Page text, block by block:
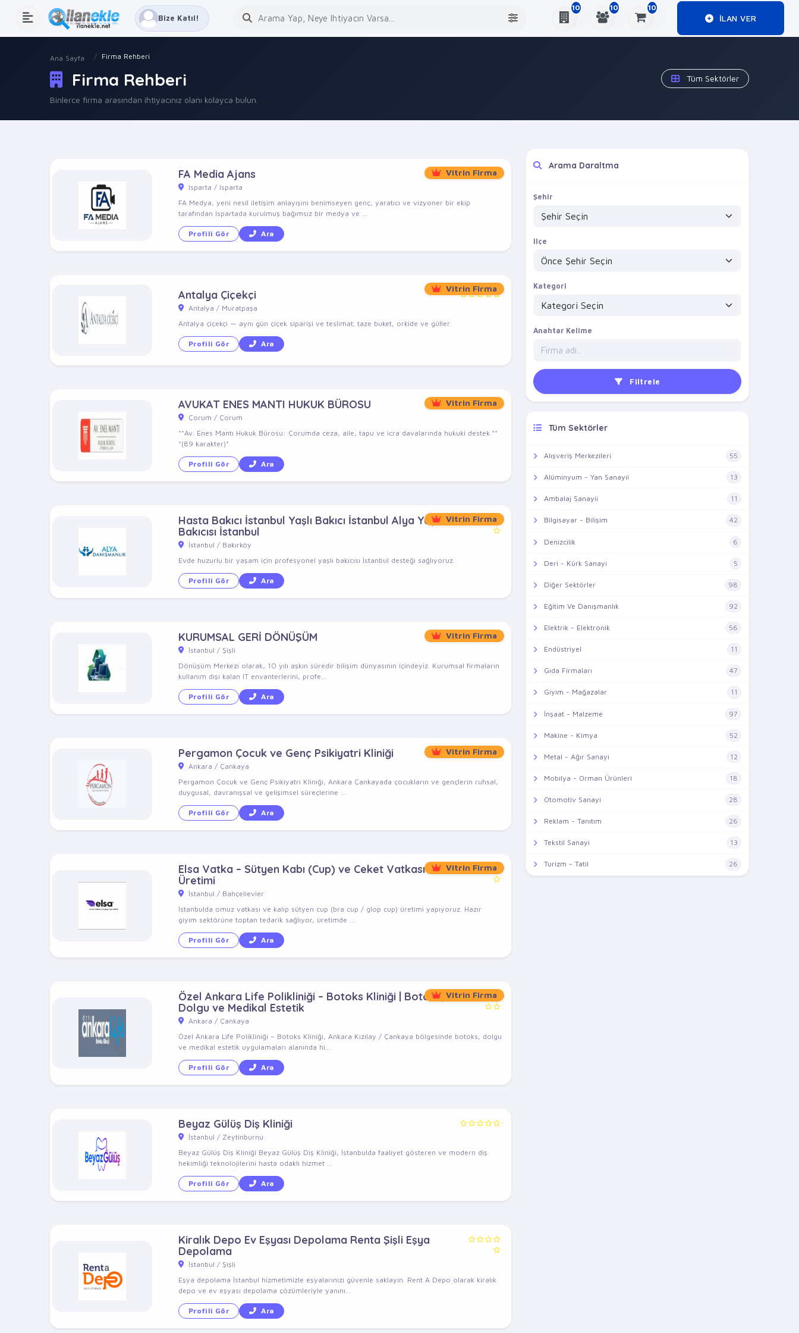
Bize Katıl!
10 10 10
ILAN VER
Ana Sayfa Firma Rehberi
Firma Rehberi
Binlerce firma arasından ihtiyacınız olanı kolayca bulun.
Tüm Sektörler
Vitrin Firma
FA Media Ajans
Isparta / Isparta
FA Medya, yeni nesil iletişim anlayışını benimseyen genç, yaratıcı ve vizyoner bir ekip
tarafından Ispartada kurulmuş bağımsız bir medya ve ...
Profili Gör Ara
Vitrin Firma
Antalya Çiçekçi
Antalya / Muratpaşa
Antalya çiçekçi — aynı gün çiçek siparişi ve teslimat; taze buket, orkide ve güller.
Profili Gör Ara
Vitrin Firma
AVUKAT ENES MANTI HUKUK BÜROSU
Çorum / Çorum
**Av. Enes Mantı Hukuk Bürosu: Çorumda ceza, aile, tapu ve icra davalarında hukuki destek.**
*(89 karakter)*
Profili Gör Ara
Vitrin Firma
Hasta Bakıcı İstanbul Yaşlı Bakıcı İstanbul Alya Yaşlı
Bakıcısı İstanbul
İstanbul / Bakırköy
Evde huzurlu bir yaşam için profesyonel yaşlı bakıcısı İstanbul desteği sağlıyoruz.
Profili Gör Ara
Vitrin Firma
KURUMSAL GERİ DÖNÜŞÜM
İstanbul / Şişli
Dönüşüm Merkezi olarak, 10 yılı aşkın süredir bilişim dünyasının içindeyiz. Kurumsal firmaların
kullanım dışı kalan IT envanterlerini, profe...
Profili Gör Ara
Vitrin Firma
Pergamon Çocuk ve Genç Psikiyatri Kliniği
Ankara / Çankaya
Pergamon Çocuk ve Genç Psikiyatri Kliniği, Ankara Çankayada çocukların ve gençlerin ruhsal,
duygusal, davranışsal ve gelişimsel süreçlerine ...
Profili Gör Ara
Vitrin Firma
Elsa Vatka – Sütyen Kabı (Cup) ve Ceket Vatkası
Üretimi
İstanbul / Bahçelievler
İstanbulda omuz vatkası ve kalıp sütyen cup (bra cup / glop cup) üretimi yapıyoruz. Hazır
giyim sektörüne toptan tedarik sağlıyor, üretimde ...
Profili Gör Ara
Vitrin Firma
Özel Ankara Life Polikliniği – Botoks Kliniği | Botoks,
Dolgu ve Medikal Estetik
Ankara / Çankaya
Özel Ankara Life Polikliniği – Botoks Kliniği, Ankara Kızılay / Çankaya bölgesinde botoks, dolgu
ve medikal estetik uygulamaları alanında hi...
Profili Gör Ara
Beyaz Gülüş Diş Kliniği
İstanbul / Zeytinburnu
Beyaz Gülüş Diş Kliniği Beyaz Gülüş Diş Kliniği, İstanbulda faaliyet gösteren ve modern diş
hekimliği teknolojilerini hasta odaklı hizmet ...
Profili Gör Ara
Kiralık Depo Ev Eşyası Depolama Renta Şişli Eşya
Depolama
İstanbul / Şişli
Eşya depolama İstanbul hizmetimizle eşyalarınızı güvenle saklayın. Rent A Depo olarak kiralık
depo ve ev eşyası depolama çözümleriyle yanını...
Profili Gör Ara
Arama Daraltma
Şehir
İlçe
Kategori
Anahtar Kelime
Filtrele
Tüm Sektörler
Alışveriş Merkezileri 55
Alüminyum - Yan Sanayii 13
Ambalaj Sanayii 11
Bilgisayar - Bilişim 42
Denizcilik 6
Deri - Kürk Sanayi 5
Diğer Sektörler 98
Eğitim Ve Danışmanlık 92
Elektrik - Elektronik 56
Endüstriyel 11
Gıda Firmaları 47
Giyim - Mağazalar 11
İnşaat - Malzeme 97
Makine - Kimya 52
Metal - Ağır Sanayi 12
Mobilya - Orman Ürünleri 18
Otomotiv Sanayi 28
Reklam - Tanıtım 26
Tekstil Sanayi 13
Turizm - Tatil 26